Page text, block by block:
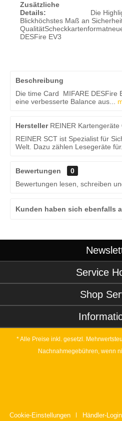
Zusätzliche
Details:
Die
Blickhöchstes Maß an
DESFire EV3
Beschreibung
Die time Card MIFARE DESFire
eine verbesserte Balance aus...
HerstellerREINER Kartengeräte
REINER SCT ist Spezialist für
Welt. Dazu zählen Lesegeräte
Bewertungen
0
Bewertungen lesen, schreiben
Kunden haben sich ebenfalls
Service
Shop
* Alle Preise inkl. gesetzl.
Nachnahmegebühren, wenn
Cookie-Einstellungen Händler-Login